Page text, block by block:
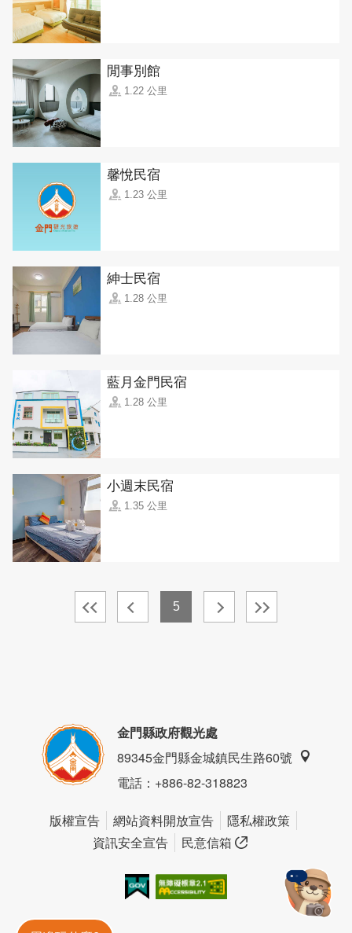
閒事別館
1.22 公里
馨悅民宿
1.23 公里
紳士民宿
1.28 公里
藍月金門民宿
1.28 公里
小週末民宿
1.35 公里
5
金門縣政府觀光處
89345金門縣金城鎮民生路60號
電話：+886-82-318823
版權宣告 網站資料開放宣告
隱私權政策
資訊安全宣告
民意信箱